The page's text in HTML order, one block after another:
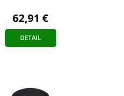
62,91 €
DETAIL